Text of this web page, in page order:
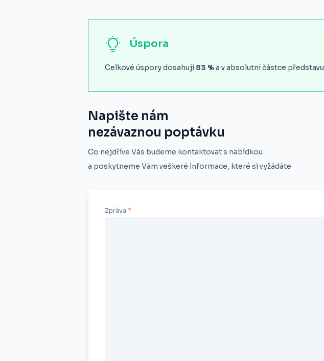
Úspora
Celkové úspory dosahují 83 %a v absolutní částce
Napište nám
nezávaznou poptávku
Co nejdříve Vás budeme kontaktovat s nabídkou
a poskytneme Vám veškeré informace, které si vyžádáte
Zpráva